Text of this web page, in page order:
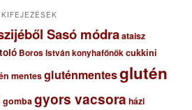
Sasó módraataisz
Boros István konyhafőnökcukkini
mentesgluténmentesglutén
gombagyors vacsora házi